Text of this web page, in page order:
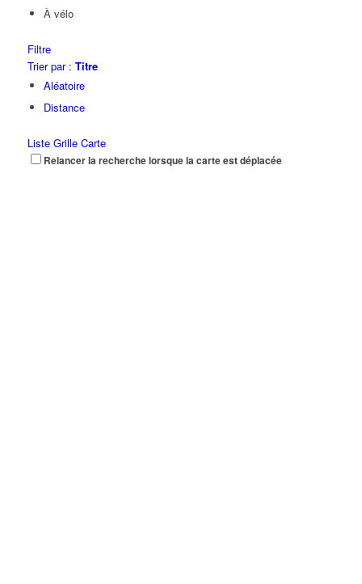
À vélo
Filtre
Trier par : Titre
Aléatoire
Distance
Liste Grille Carte
Relancer la recherche lorsque la carte est déplacée